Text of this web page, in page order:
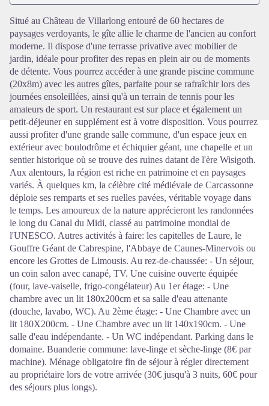
Situé au Château de Villarlong entouré de 60 hectares de
paysages verdoyants, le gîte allie le charme de l'ancien au confort
moderne. Il dispose d'une terrasse privative avec mobilier de
jardin, idéale pour profiter des repas en plein air ou de moments
de détente. Vous pourrez accéder à une grande piscine commune
(20x8m) avec les autres gîtes, parfaite pour se rafraîchir lors des
journées ensoleillées, ainsi qu'à un terrain de tennis pour les
amateurs de sport. Un restaurant est sur place et également un
petit-déjeuner en supplément est à votre disposition. Vous pourrez
aussi profiter d'une grande salle commune, d'un espace jeux en
extérieur avec boulodrôme et échiquier géant, une chapelle et un
sentier historique où se trouve des ruines datant de l'ère Wisigoth.
Aux alentours, la région est riche en patrimoine et en paysages
variés. À quelques km, la célèbre cité médiévale de Carcassonne
déploie ses remparts et ses ruelles pavées, véritable voyage dans
le temps. Les amoureux de la nature apprécieront les randonnées
le long du Canal du Midi, classé au patrimoine mondial de
l'UNESCO. Autres activités à faire: les capitelles de Laure, le
Gouffre Géant de Cabrespine, l'Abbaye de Caunes-Minervois ou
encore les Grottes de Limousis. Au rez-de-chaussée: - Un séjour,
un coin salon avec canapé, TV. Une cuisine ouverte équipée
(four, lave-vaiselle, frigo-congélateur) Au 1er étage: - Une
chambre avec un lit 180x200cm et sa salle d'eau attenante
(douche, lavabo, WC). Au 2ème étage: - Une Chambre avec un
lit 180X200cm. - Une Chambre avec un lit 140x190cm. - Une
salle d'eau indépendante. - Un WC indépendant. Parking dans le
domaine. Buanderie commune: lave-linge et sèche-linge (8€ par
machine). Ménage obligatoire fin de séjour à régler directement
au propriétaire lors de votre arrivée (30€ jusqu'à 3 nuits, 60€ pour
des séjours plus longs).